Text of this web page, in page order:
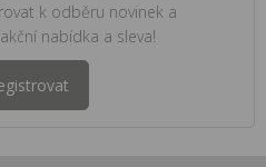
k odběru novinek a
nabídka a sleva!